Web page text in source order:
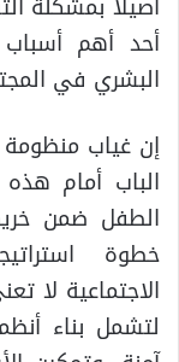
أحد أهم
البشري في
إن غياب
الباب أمام
الطفل ضمن
خطوة
الاجتماعية لا
لتشمل بناء